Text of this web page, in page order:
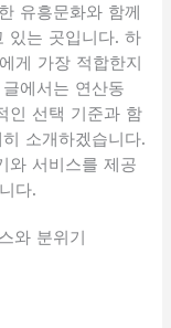
유흥문화와 함께
있는 곳입니다. 하
게 가장 적합한지
에서는 연산동
인 선택 기준과 함
소개하겠습니다.
와 서비스를 제공
다.
와 분위기